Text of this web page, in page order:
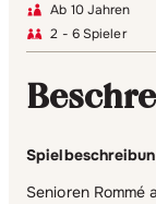
Ab 10 Jahren
2 - 6 Spieler
Senioren